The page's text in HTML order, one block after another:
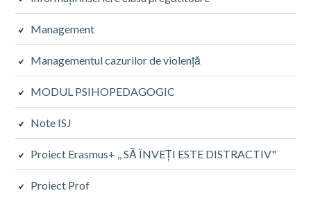
Management
Managementul cazurilor de violență
MODUL PSIHOPEDAGOGIC
Note ISJ
Proiect Erasmus+ ,, SĂ ÎNVEȚI ESTE DISTRACTIV"
Proiect Prof